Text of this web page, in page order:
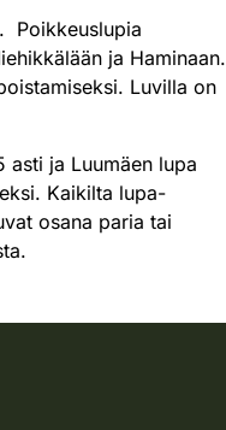
Poikkeuslupia
ja Haminaan.
Luvilla on
asti ja Luumäen lupa
Kaikilta lupa-
osana paria tai